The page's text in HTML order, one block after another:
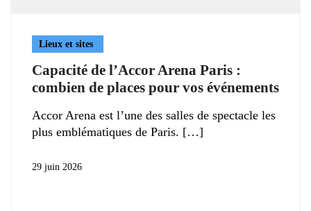
Lieux et sites
Capacité de l’Accor Arena Paris :
combien de places pour vos événements
Accor Arena est l’une des salles de spectacle les
plus emblématiques de Paris.
29 juin 2026